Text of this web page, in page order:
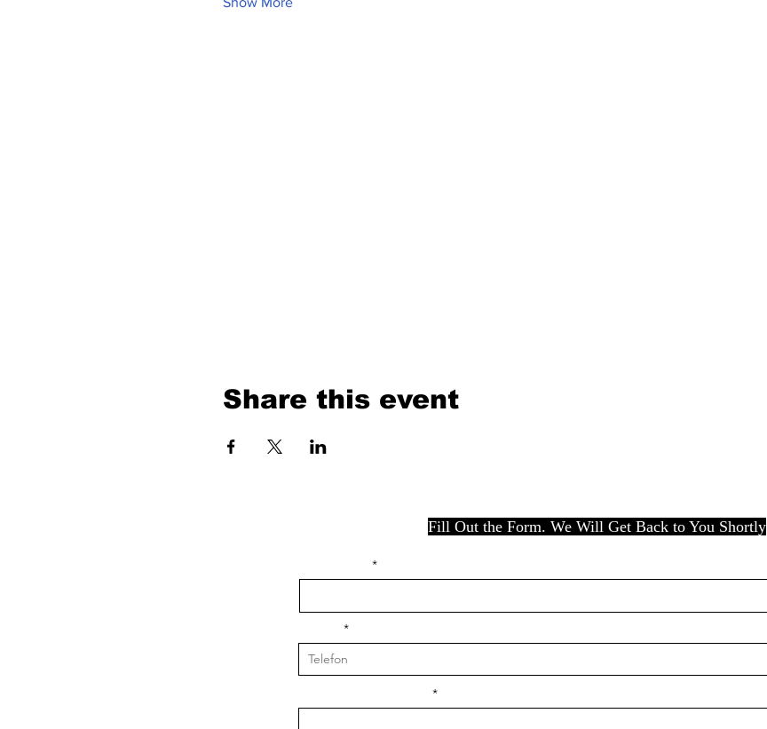
Share this event
Fill Out the Form. We Will Get Back to You Shortly